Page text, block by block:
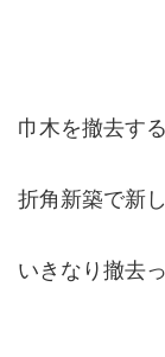
巾木を撤去す
折角新築で新
いきなり撤去